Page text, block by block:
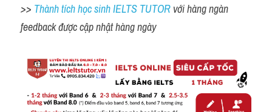
>> Thành tích học sinh IELTS TUTOR với hàng ngàn
feedback được cập nhật hàng ngày